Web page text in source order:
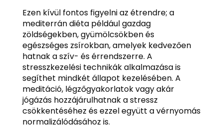
Ezen kívül fontos figyelni az étrendre; a
mediterrán diéta például gazdag
zöldségekben, gyümölcsökben és
egészséges zsírokban, amelyek kedvezően
hatnak a szív- és érrendszerre. A
stresszkezelési technikák alkalmazása is
segíthet mindkét állapot kezelésében. A
meditáció, légzőgyakorlatok vagy akár
jógázás hozzájárulhatnak a stressz
csökkentéséhez és ezzel együtt a vérnyomás
normalizálódásához is.